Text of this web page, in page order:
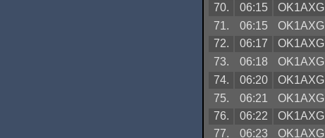
70.
06:15 OK1AXG
71.
06:15 OK1AXG
72.
06:17 OK1AXG
73.
06:18 OK1AXG
74.
06:20 OK1AXG
75.
06:21 OK1AXG
76.
06:22 OK1AXG
77.
06:23 OK1AXG